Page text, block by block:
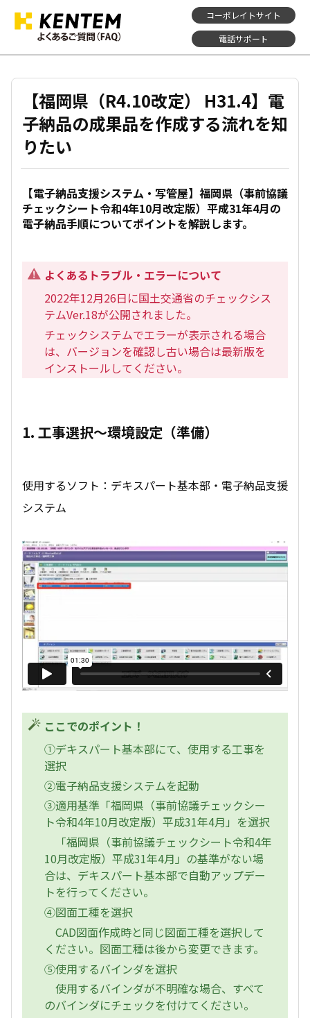
コーポレイトサイト
電話サポート
【福岡県（R4.10改定） H31.4】電
子納品の成果品を作成する流れを知
りたい
【電子納品支援システム・写管屋】福岡県（事前協議
チェックシート令和4年10月改定版）平成31年4月の
電子納品手順についてポイントを解説します。
よくあるトラブル・エラーについて
2022年12月26日に国土交通省のチェックシス
テムVer.18が公開されました。
チェックシステムでエラーが表示される場合
は、バージョンを確認し古い場合は最新版を
インストールしてください。
1. 工事選択～環境設定（準備）
使用するソフト：デキスパート基本部・電子納品支援
システム
ここでのポイント！
①デキスパート基本部にて、使用する工事を
選択
②電子納品支援システムを起動
③適用基準「福岡県（事前協議チェックシー
ト令和4年10月改定版）平成31年4月」を選択
「福岡県（事前協議チェックシート令和4年
10月改定版）平成31年4月」の基準がない場
合は、デキスパート基本部で自動アップデー
トを行ってください。
④図面工種を選択
CAD図面作成時と同じ図面工種を選択して
ください。図面工種は後から変更できます。
⑤使用するバインダを選択
使用するバインダが不明確な場合、すべて
のバインダにチェックを付けてください。